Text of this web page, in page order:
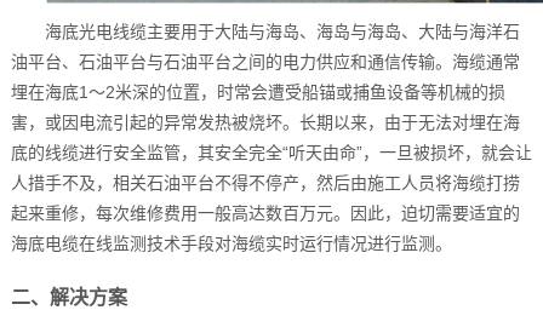
海底光电线缆主要用于大陆与海岛、海岛与海岛、大陆与海洋石
油平台、石油平台与石油平台之间的电力供应和通信传输。海缆通常
埋在海底1～2米深的位置，时常会遭受船锚或捕鱼设备等机械的损
害，或因电流引起的异常发热被烧坏。长期以来，由于无法对埋在海
底的线缆进行安全监管，其安全完全“听天由命”，一旦被损坏，就会让
人措手不及，相关石油平台不得不停产，然后由施工人员将海缆打捞
起来重修，每次维修费用一般高达数百万元。因此，迫切需要适宜的
海底电缆在线监测技术手段对海缆实时运行情况进行监测。
二、解决方案